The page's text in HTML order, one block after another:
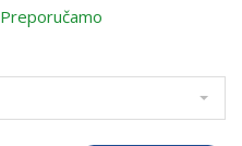
Preporučamo